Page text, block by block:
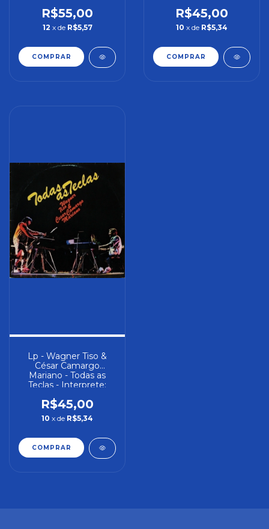
R$55,00
12 x de R$5,57
R$45,00
10 x de R$5,34
Lp - Wagner Tiso &
César Camargo
Mariano - Todas as
Teclas - Interprete:
Camargo Mariano
(1983) [usado]
R$45,00
10 x de R$5,34